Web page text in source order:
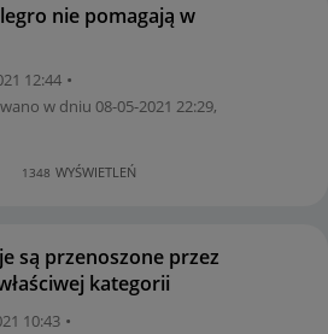
nie pomagają w
12:44
w dniu ‎08-05-2021 22:29,
1348 WYŚWIETLEŃ
są przenoszone przez
kategorii
10:43